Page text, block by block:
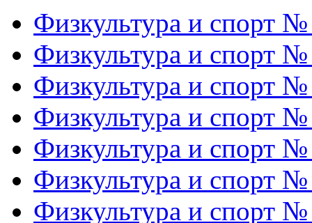
Физкультура и спорт
Физкультура и спорт
Физкультура и спорт
Физкультура и спорт
Физкультура и спорт
Физкультура и спорт
Физкультура и спорт